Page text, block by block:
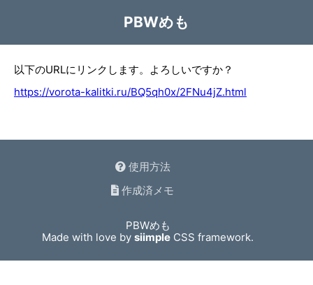
PBWめも
以下のURLにリンクします。よろしいですか？
https://vorota-kalitki.ru/BQ5qh0x/2FNu4jZ.html
使用方法
作成済メモ
PBWめも
Made with love bysiimple CSS framework.